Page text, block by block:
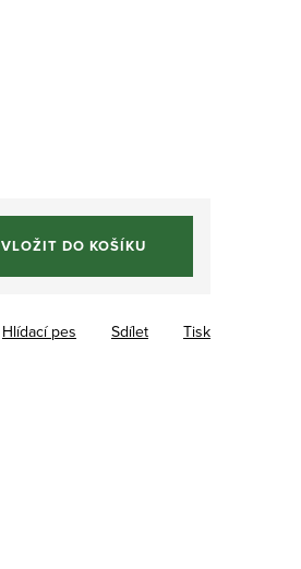
VLOŽIT DO KOŠÍKU
Tisk
Hlídací pes Sdílet